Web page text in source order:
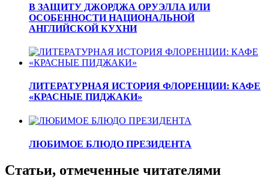
В ЗАЩИТУ ДЖОРДЖА ОРУЭЛЛА ИЛИ
ОСОБЕННОСТИ НАЦИОНАЛЬНОЙ
АНГЛИЙСКОЙ КУХНИ
ЛИТЕРАТУРНАЯ ИСТОРИЯ ФЛОРЕНЦИИ: КАФЕ
«КРАСНЫЕ ПИДЖАКИ»
ЛЮБИМОЕ БЛЮДО ПРЕЗИДЕНТА
Статьи, отмеченные читателями